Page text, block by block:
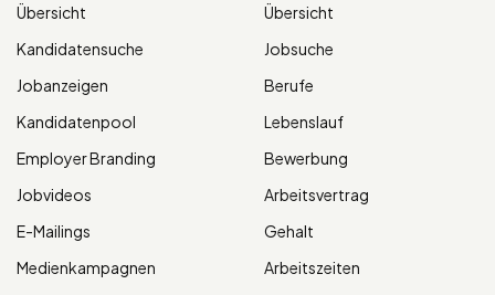
Übersicht
Kandidatensuche
Jobanzeigen
Kandidatenpool
Employer Branding
Jobvideos
E-Mailings
Medienkampagnen
Übersicht
Jobsuche
Berufe
Lebenslauf
Bewerbung
Arbeitsvertrag
Gehalt
Arbeitszeiten